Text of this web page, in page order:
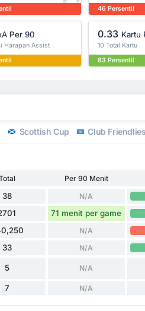
46 Persentil
Per 90
Harapan Assist
0.33 Kartu
10 Total Kartu
83 Persentil
Scottish Cup Club
Per 90 Menit
38 N/A
71 menit per game
N/A
33 N/A
5 N/A
7 N/A